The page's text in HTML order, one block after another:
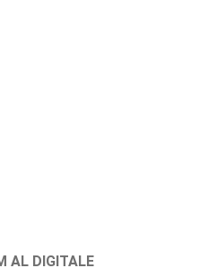
AL DIGITALE